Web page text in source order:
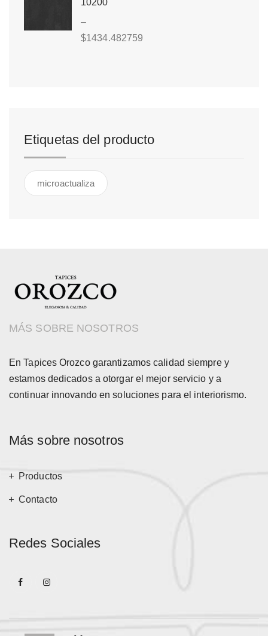
–
$1434.482759
Etiquetas del producto
microactualiza
MÁS SOBRE NOSOTROS
En Tapices Orozco garantizamos calidad siempre y
estamos dedicados a otorgar el mejor servicio y a
continuar innovando en soluciones para el interiorismo.
Más sobre nosotros
Productos
Contacto
Redes Sociales